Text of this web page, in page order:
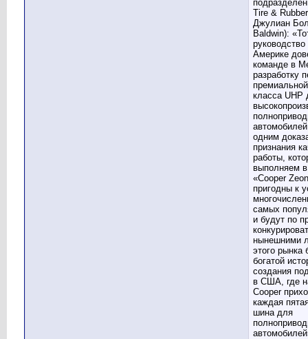
Tire &
Джулиан
Baldwin):
Америке
команде в
разработку
класса UHP
одним
признания
работы,
выполняем
«Cooper
пригодны к
самых
и будут по
нынешними
этого рынка
богатой
создания
в США, где
Cooper
каждая
шина для